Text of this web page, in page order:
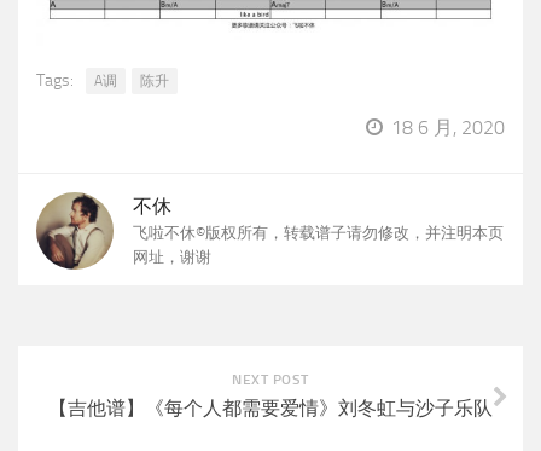
Tags: A调 陈升
18 6 月, 2020
不休
飞啦不休©版权所有，转载谱子请勿修改，并注明本页
网址，谢谢
NEXT POST
【吉他谱】《每个人都需要爱情》刘冬虹与沙子乐队